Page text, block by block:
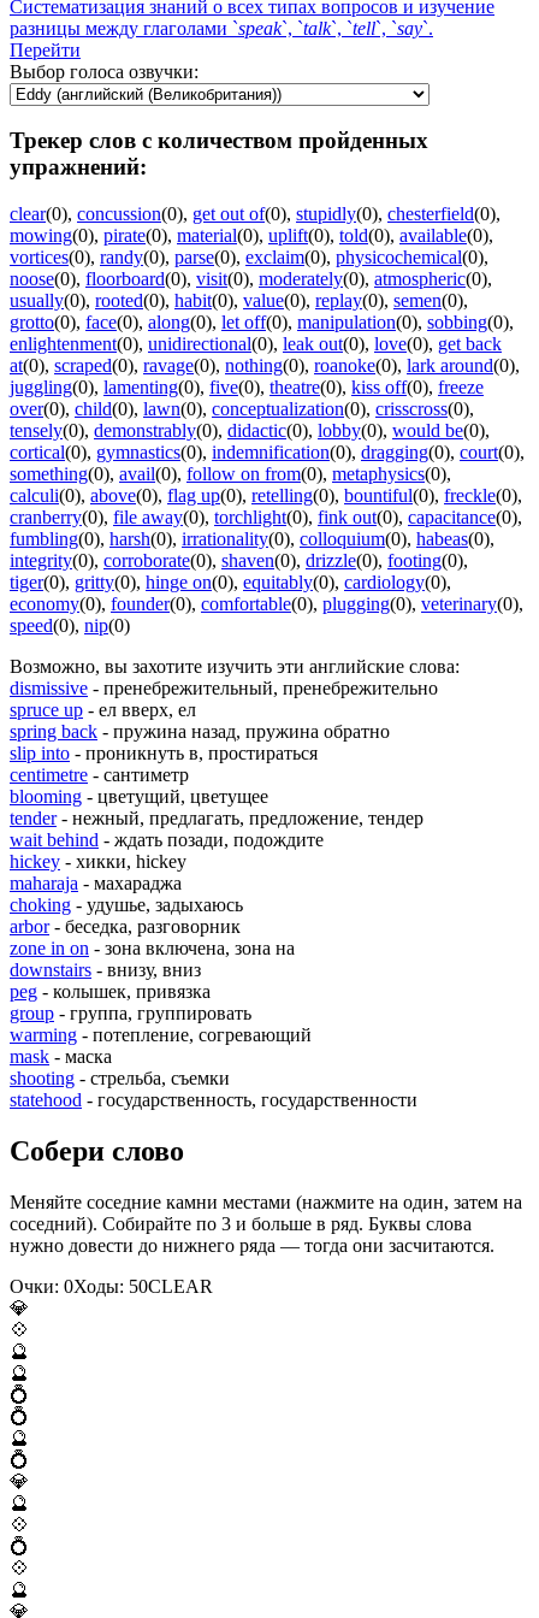
Систематизация знаний о всех типах вопросов и изучение
разницы между глаголами `speak`, `talk`, `tell`, `say`.
Перейти
Выбор голоса озвучки:
Трекер слов с количеством пройденных
упражнений:
clear(0), concussion(0), get out of(0), stupidly(0), chesterfield(0),
mowing(0), pirate(0), material(0), uplift(0), told(0), available(0),
vortices(0), randy(0), parse(0), exclaim(0), physicochemical(0),
noose(0), floorboard(0), visit(0), moderately(0), atmospheric(0),
usually(0), rooted(0), habit(0), value(0), replay(0), semen(0),
grotto(0), face(0), along(0), let off(0), manipulation(0), sobbing(0),
enlightenment(0), unidirectional(0), leak out(0), love(0), get back
at(0), scraped(0), ravage(0), nothing(0), roanoke(0), lark around(0),
juggling(0), lamenting(0), five(0), theatre(0), kiss off(0), freeze
over(0), child(0), lawn(0), conceptualization(0), crisscross(0),
tensely(0), demonstrably(0), didactic(0), lobby(0), would be(0),
cortical(0), gymnastics(0), indemnification(0), dragging(0), court(0),
something(0), avail(0), follow on from(0), metaphysics(0),
calculi(0), above(0), flag up(0), retelling(0), bountiful(0), freckle(0),
cranberry(0), file away(0), torchlight(0), fink out(0), capacitance(0),
fumbling(0), harsh(0), irrationality(0), colloquium(0), habeas(0),
integrity(0), corroborate(0), shaven(0), drizzle(0), footing(0),
tiger(0), gritty(0), hinge on(0), equitably(0), cardiology(0),
economy(0), founder(0), comfortable(0), plugging(0), veterinary(0),
speed(0), nip(0)
Возможно, вы захотите изучить эти английские слова:
dismissive - пренебрежительный, пренебрежительно
spruce up - ел вверх, ел
spring back - пружина назад, пружина обратно
slip into - проникнуть в, простираться
centimetre - сантиметр
blooming - цветущий, цветущее
tender- нежный, предлагать, предложение, тендер
wait behind - ждать позади, подождите
hickey - хикки, hickey
maharaja - махараджа
choking - удушье, задыхаюсь
arbor- беседка, разговорник
zone in on - зона включена, зона на
downstairs - внизу, вниз
peg - колышек, привязка
group - группа, группировать
warming - потепление, согревающий
mask - маска
shooting - стрельба, съемки
statehood - государственность, государственности
Собери слово
Меняйте соседние камни местами (нажмите на один, затем на
соседний). Собирайте по 3 и больше в ряд. Буквы слова
нужно довести до нижнего ряда — тогда они засчитаются.
Очки: 0Ходы: 50CLEAR
💎
💠
🔮
🔮
💍
💍
🔮
💍
💎
🔮
💠
💍
💠
🔮
💎